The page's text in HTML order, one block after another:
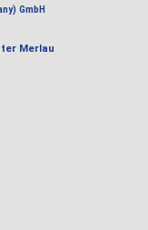
GmbH
Merlau